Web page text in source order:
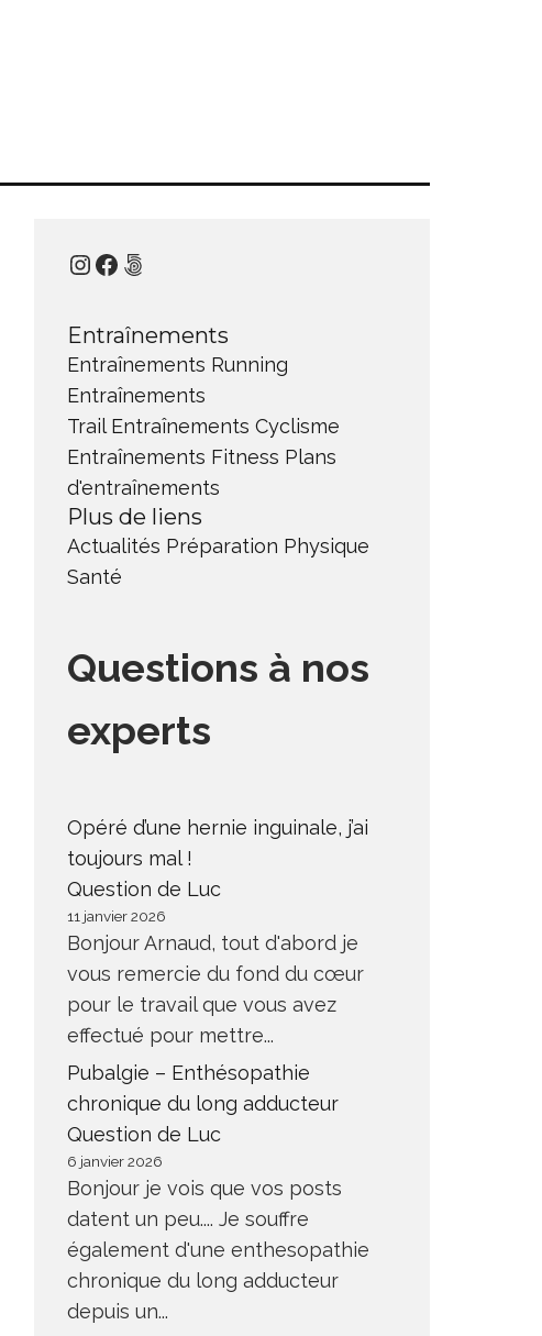
Instagram
Facebook
500px
Entraînements
Entraînements Running
Entraînements
Trail Entraînements Cyclisme
Entraînements Fitness Plans
d'entraînements
Plus de liens
Actualités Préparation Physique
Santé
Questions à nos
experts
Opéré d’une hernie inguinale, j’ai
toujours mal !
Question de Luc
11 janvier 2026
Bonjour Arnaud, tout d'abord je
vous remercie du fond du cœur
pour le travail que vous avez
effectué pour mettre...
Pubalgie – Enthésopathie
chronique du long adducteur
Question de Luc
6 janvier 2026
Bonjour je vois que vos posts
datent un peu.... Je souffre
également d'une enthesopathie
chronique du long adducteur
depuis un...